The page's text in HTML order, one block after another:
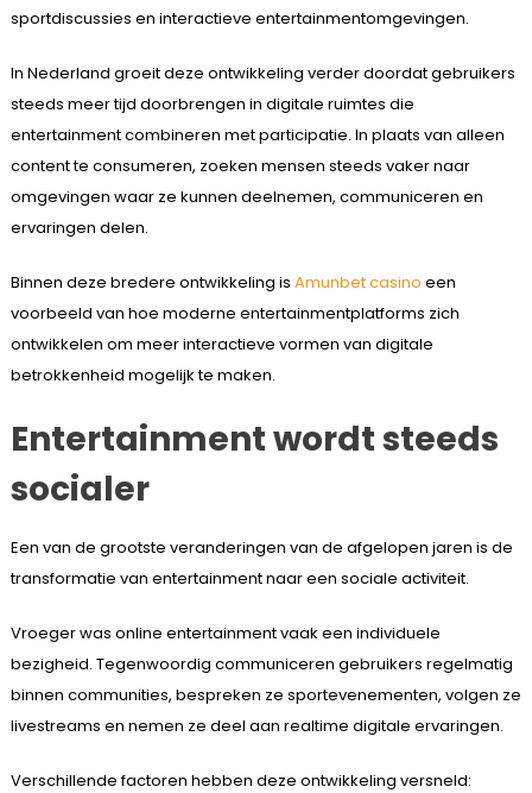
sportdiscussies en interactieve entertainmentomgevingen.
In Nederland groeit deze ontwikkeling verder doordat gebruikers
steeds meer tijd doorbrengen in digitale ruimtes die
entertainment combineren met participatie. In plaats van alleen
content te consumeren, zoeken mensen steeds vaker naar
omgevingen waar ze kunnen deelnemen, communiceren en
ervaringen delen.
Binnen deze bredere ontwikkeling is Amunbet casino een
voorbeeld van hoe moderne entertainmentplatforms zich
ontwikkelen om meer interactieve vormen van digitale
betrokkenheid mogelijk te maken.
Entertainment wordt steeds
socialer
Een van de grootste veranderingen van de afgelopen jaren is de
transformatie van entertainment naar een sociale activiteit.
Vroeger was online entertainment vaak een individuele
bezigheid. Tegenwoordig communiceren gebruikers regelmatig
binnen communities, bespreken ze sportevenementen, volgen ze
livestreams en nemen ze deel aan realtime digitale ervaringen.
Verschillende factoren hebben deze ontwikkeling versneld: